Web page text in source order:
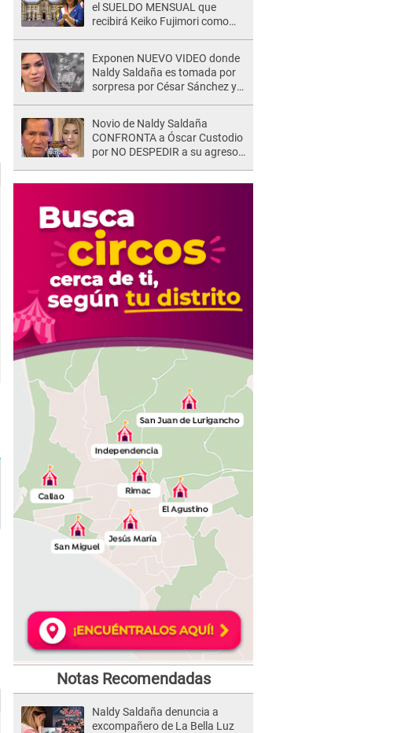
el SUELDO MENSUAL que
recibirá Keiko Fujimori como
Exponen NUEVO VIDEO donde
Naldy Saldaña es tomada por
sorpresa por César Sánchez y
Novio de Naldy Saldaña
CONFRONTA a Óscar Custodio
por NO DESPEDIR a su agresor
Notas Recomendadas
Naldy Saldaña denuncia a
excompañero de La Bella Luz